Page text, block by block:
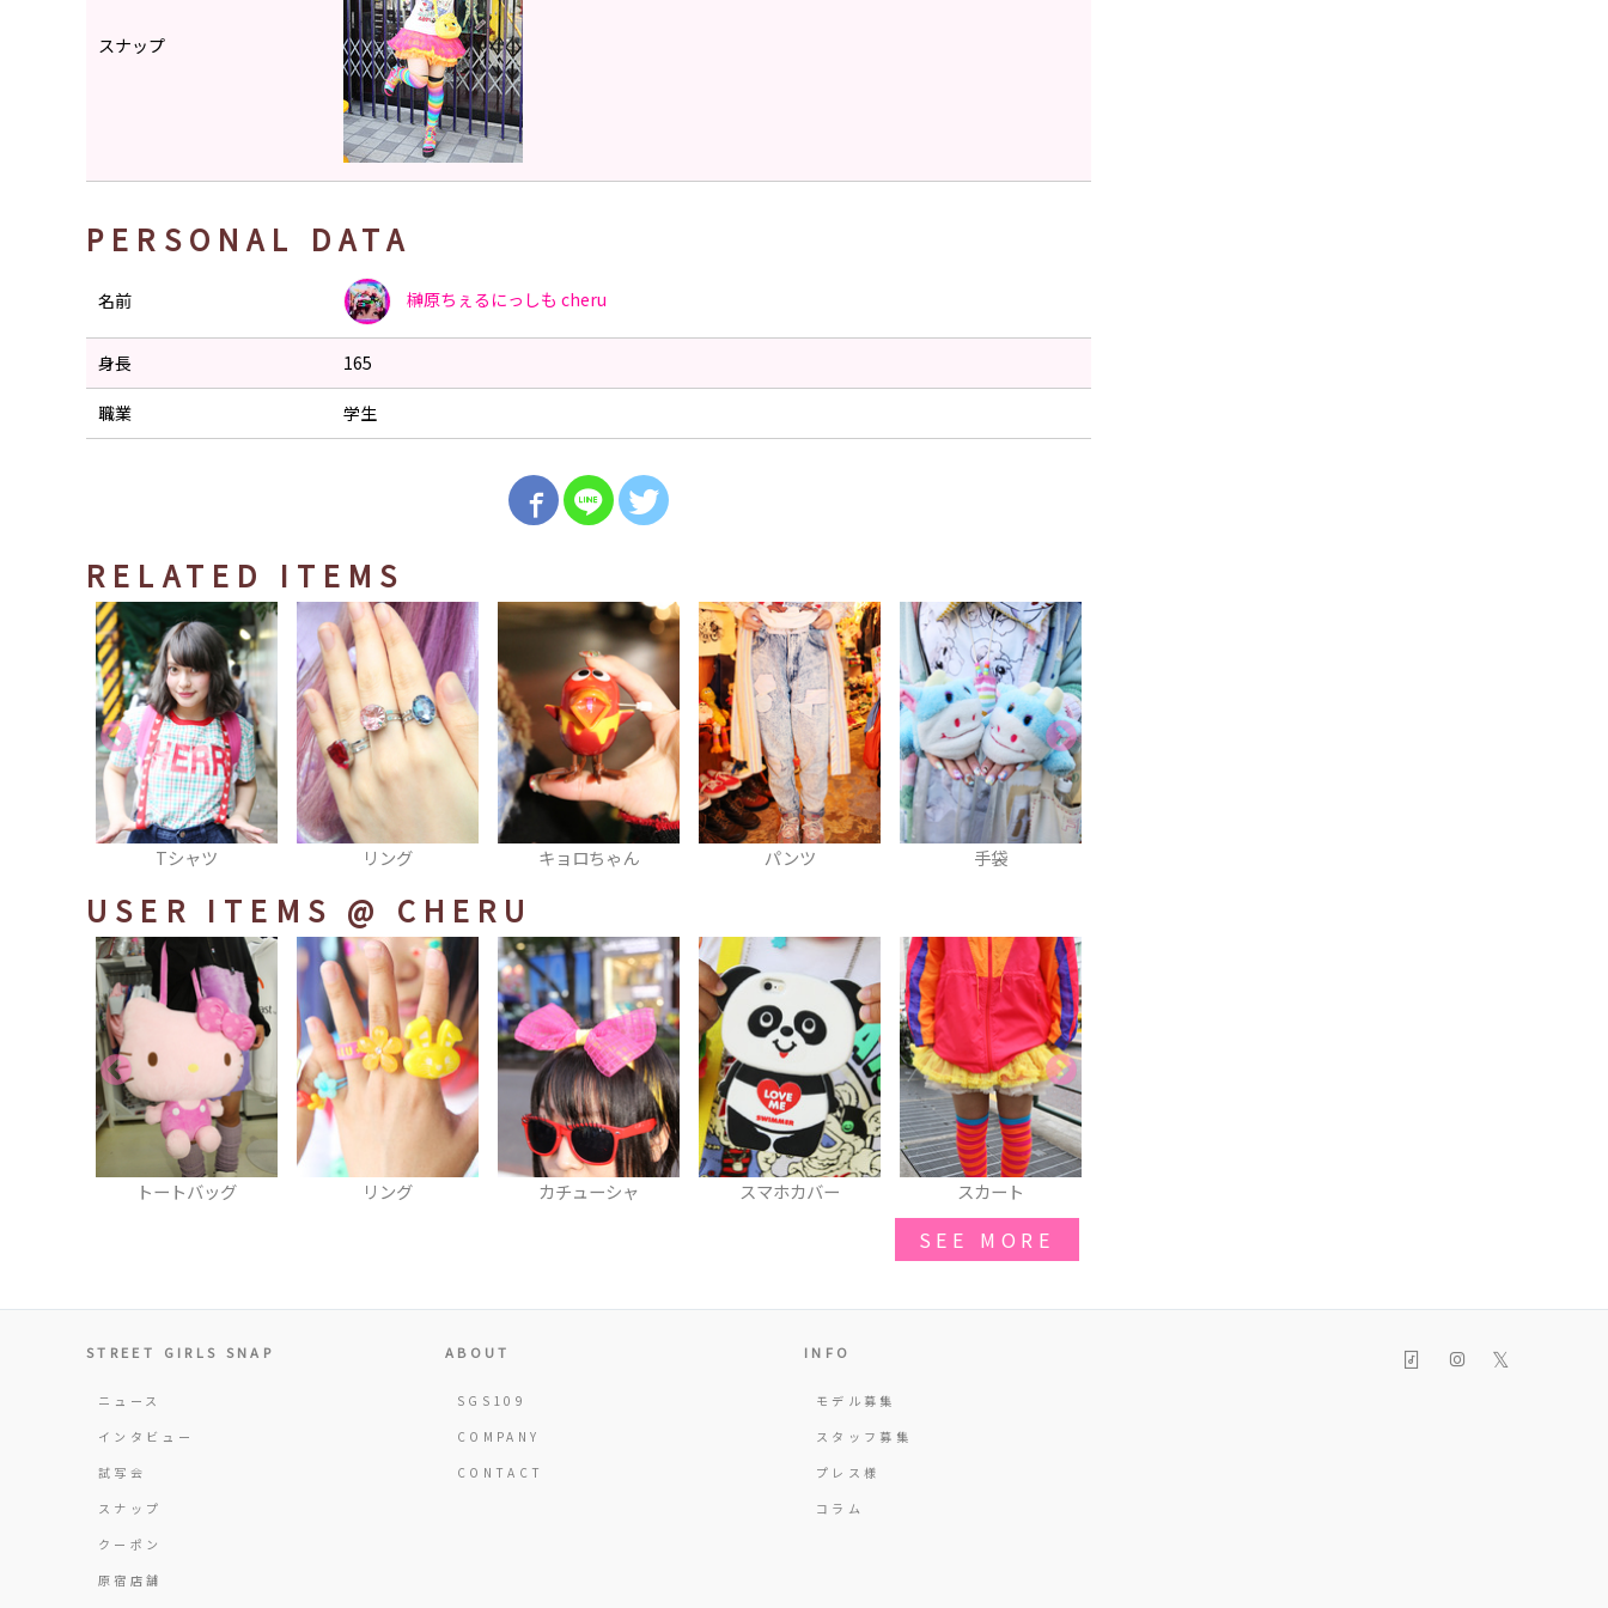
スナップ
PERSONAL DATA
名前 榊原ちぇるにっしも cheru
身長 165
職業 学生
RELATED ITEMS
リング キョロちゃん パンツ 手袋 リング（宝石）
USER ITEMS @ CHERU
リング カチューシャ スマホカバー スカート イヤリング
SEE MORE
STREET GIRLS SNAP
ニュース
インタビュー
試写会
スナップ
クーポン
原宿店舗
ABOUT
SGS109
COMPANY
CONTACT
INFO
モデル募集
スタッフ募集
プレス様
コラム
𝕏